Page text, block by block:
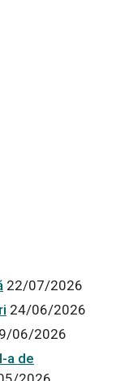
22/07/2026
24/06/2026
06/2026
a de